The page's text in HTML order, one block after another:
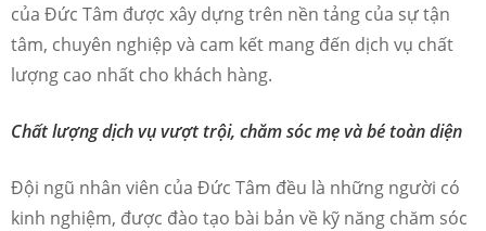
của Đức Tâm được xây dựng trên nền tảng của sự tận
tâm, chuyên nghiệp và cam kết mang đến dịch vụ chất
lượng cao nhất cho khách hàng.
Chất lượng dịch vụ vượt trội, chăm sóc mẹ và bé toàn diện
Đội ngũ nhân viên của Đức Tâm đều là những người có
kinh nghiệm, được đào tạo bài bản về kỹ năng chăm sóc